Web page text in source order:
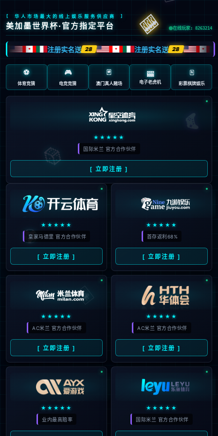
首页 包含"激战"标签的文章
01
2026
130
德甲激战：斯图加特主场迎战
沃尔夫斯堡，欧战冲刺与保级
突围的较量
#斯图加特#激战#状态#主场#阵容#德
甲#比赛#伤病# 战术#沃尔夫斯堡#矛盾斯
欧战
意甲激战：尤文图斯惊险追平
拉齐奥，卡卢卢绝杀救主